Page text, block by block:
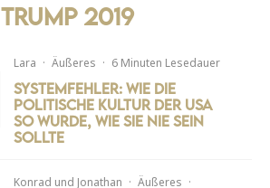
Trump 2019
Lara · Äußeres · 6 Minuten Lesedauer
Systemfehler: Wie die
politische Kultur der USA
so wurde, wie sie nie sein
sollte
Konrad und Jonathan · Äußeres ·